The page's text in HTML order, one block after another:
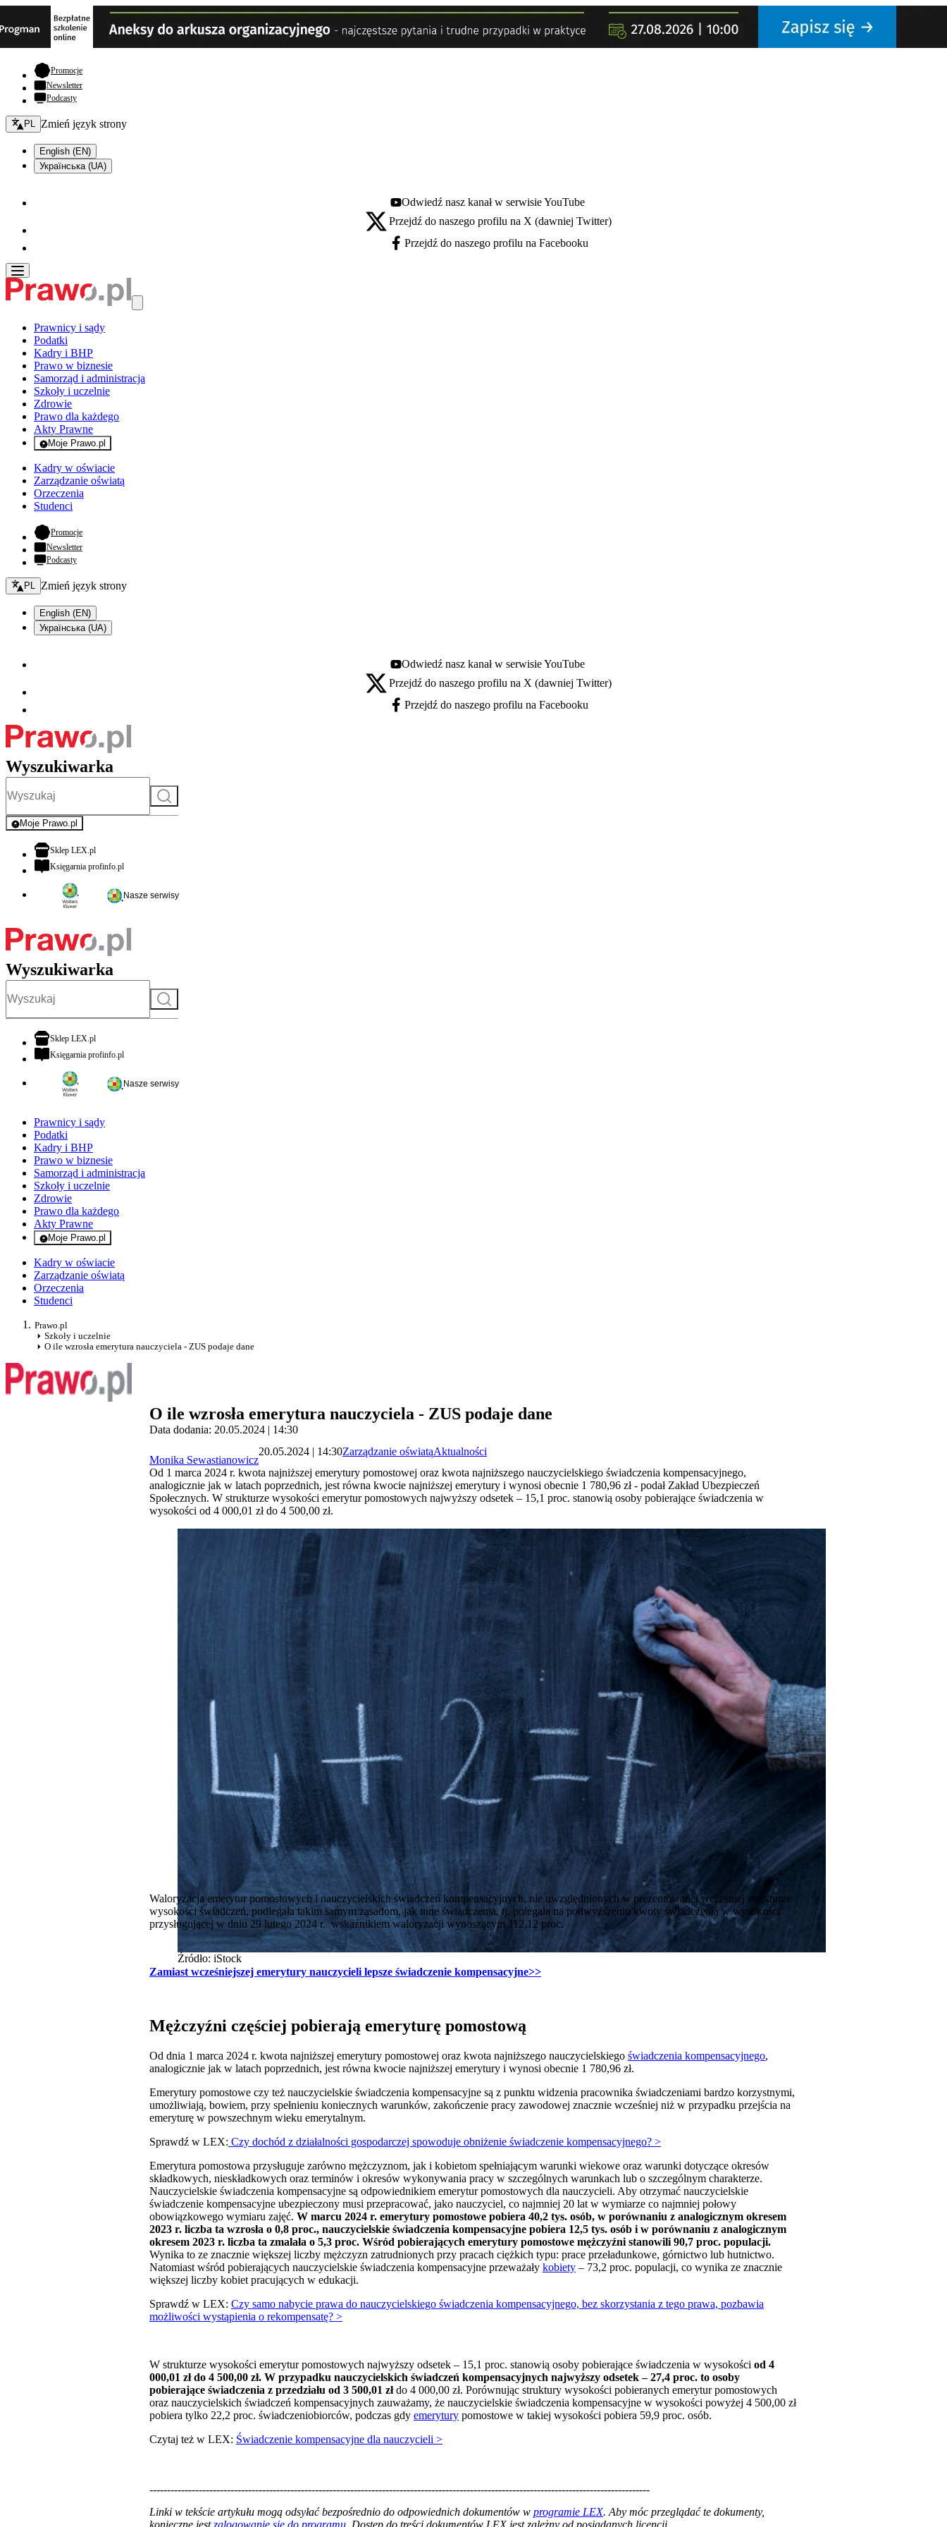
Promocje- otwiera się w nowej karcie
Newsletter
Podcasty
Zmień język - bieżący:
PL Zmień język strony
English (EN)
Українська (UA)
Youtube - otwiera się w nowej karcie
Odwiedź nasz kanał w serwisie YouTube
X - otwiera się w nowej karcie
Przejdź do naszego profilu na X (dawniej Twitter)
Facebook - otwiera się w nowej karcie
Przejdź do naszego profilu na Facebooku
Prawnicy i sądy
Podatki
Kadry i BHP
Prawo w biznesie
Samorząd i administracja
Szkoły i uczelnie
Zdrowie
Prawo dla każdego
Akty Prawne
Moje Prawo.pl
- rejestracja i logowanie do serwisu
Kadry w oświacie
Zarządzanie oświatą
Orzeczenia
Studenci
Promocje- otwiera się w nowej karcie
Newsletter
Podcasty
Zmień język - bieżący:
PL Zmień język strony
English (EN)
Українська (UA)
Youtube - otwiera się w nowej karcie
Odwiedź nasz kanał w serwisie YouTube
X - otwiera się w nowej karcie
Przejdź do naszego profilu na X (dawniej Twitter)
Facebook - otwiera się w nowej karcie
Przejdź do naszego profilu na Facebooku
Wyszukiwarka
Szukaj
Moje Prawo.pl
- rejestracja i logowanie do serwisu
Sklep LEX.plotwiera się w nowej karcie
Księgarnia profinfo.plotwiera się w nowej karcie
Nasze serwisy
Wyszukiwarka
Szukaj
Sklep LEX.plotwiera się w nowej karcie
Księgarnia profinfo.plotwiera się w nowej karcie
Nasze serwisy
Prawnicy i sądy
Podatki
Kadry i BHP
Prawo w biznesie
Samorząd i administracja
Szkoły i uczelnie
Zdrowie
Prawo dla każdego
Akty Prawne
Moje Prawo.pl
- rejestracja i logowanie do serwisu
Kadry w oświacie
Zarządzanie oświatą
Orzeczenia
Studenci
Prawo.pl
Szkoły i uczelnie
O ile wzrosła emerytura nauczyciela - ZUS podaje dane
O ile wzrosła emerytura nauczyciela - ZUS podaje dane
Data dodania: 20.05.2024 | 14:30
Monika Sewastianowicz
20.05.2024 | 14:30Zarządzanie oświatąAktualności
Od 1 marca 2024 r. kwota najniższej emerytury pomostowej oraz kwota najniższego nauczycielskiego świadczenia kompensacyjnego,
analogicznie jak w latach poprzednich, jest równa kwocie najniższej emerytury i wynosi obecnie 1 780,96 zł - podał Zakład Ubezpieczeń
Społecznych. W strukturze wysokości emerytur pomostowych najwyższy odsetek – 15,1 proc. stanowią osoby pobierające świadczenia w
wysokości od 4 000,01 zł do 4 500,00 zł.
Źródło: iStock
Waloryzacja emerytur pomostowych i nauczycielskich świadczeń kompensacyjnych, nie uwzględnionych w prezentowanej wcześniej strukturze
wysokości świadczeń, podlegała takim samym zasadom, jak inne świadczenia, tj. polegała na podwyższeniu kwoty świadczenia w wysokości
przysługującej w dniu 29 lutego 2024 r. wskaźnikiem waloryzacji wynoszącym 112,12 proc.
Zamiast wcześniejszej emerytury nauczycieli lepsze świadczenie kompensacyjne>>
Mężczyźni częściej pobierają emeryturę pomostową
Od dnia 1 marca 2024 r. kwota najniższej emerytury pomostowej oraz kwota najniższego nauczycielskiego świadczenia kompensacyjnego,
analogicznie jak w latach poprzednich, jest równa kwocie najniższej emerytury i wynosi obecnie 1 780,96 zł.
Emerytury pomostowe czy też nauczycielskie świadczenia kompensacyjne są z punktu widzenia pracownika świadczeniami bardzo korzystnymi,
umożliwiają, bowiem, przy spełnieniu koniecznych warunków, zakończenie pracy zawodowej znacznie wcześniej niż w przypadku przejścia na
emeryturę w powszechnym wieku emerytalnym.
Sprawdź w LEX: Czy dochód z działalności gospodarczej spowoduje obniżenie świadczenie kompensacyjnego? >
Emerytura pomostowa przysługuje zarówno mężczyznom, jak i kobietom spełniającym warunki wiekowe oraz warunki dotyczące okresów
składkowych, nieskładkowych oraz terminów i okresów wykonywania pracy w szczególnych warunkach lub o szczególnym charakterze.
Nauczycielskie świadczenia kompensacyjne są odpowiednikiem emerytur pomostowych dla nauczycieli. Aby otrzymać nauczycielskie
świadczenie kompensacyjne ubezpieczony musi przepracować, jako nauczyciel, co najmniej 20 lat w wymiarze co najmniej połowy
obowiązkowego wymiaru zajęć. W marcu 2024 r. emerytury pomostowe pobiera 40,2 tys. osób, w porównaniu z analogicznym okresem
2023 r. liczba ta wzrosła o 0,8 proc., nauczycielskie świadczenia kompensacyjne pobiera 12,5 tys. osób i w porównaniu z analogicznym
okresem 2023 r. liczba ta zmalała o 5,3 proc. Wśród pobierających emerytury pomostowe mężczyźni stanowili 90,7 proc. populacji.
Wynika to ze znacznie większej liczby mężczyzn zatrudnionych przy pracach ciężkich typu: prace przeładunkowe, górnictwo lub hutnictwo.
Natomiast wśród pobierających nauczycielskie świadczenia kompensacyjne przeważały kobiety – 73,2 proc. populacji, co wynika ze znacznie
większej liczby kobiet pracujących w edukacji.
Sprawdź w LEX: Czy samo nabycie prawa do nauczycielskiego świadczenia kompensacyjnego, bez skorzystania z tego prawa, pozbawia
możliwości wystąpienia o rekompensatę? >
W strukturze wysokości emerytur pomostowych najwyższy odsetek – 15,1 proc. stanowią osoby pobierające świadczenia w wysokości od 4
000,01 zł do 4 500,00 zł. W przypadku nauczycielskich świadczeń kompensacyjnych najwyższy odsetek – 27,4 proc. to osoby
pobierające świadczenia z przedziału od 3 500,01 złdo 4 000,00 zł. Porównując struktury wysokości pobieranych emerytur pomostowych
oraz nauczycielskich świadczeń kompensacyjnych zauważamy, że nauczycielskie świadczenia kompensacyjne w wysokości powyżej 4 500,00 zł
pobiera tylko 22,2 proc. świadczeniobiorców, podczas gdy emerytury pomostowe w takiej wysokości pobiera 59,9 proc. osób.
Czytaj też w LEX: Świadczenie kompensacyjne dla nauczycieli >
----------------------------------------------------------------------------------------------------------------------------------------------
Linki w tekście artykułu mogą odsyłać bezpośrednio do odpowiednich dokumentów w programie LEX. Aby móc przeglądać te dokumenty,